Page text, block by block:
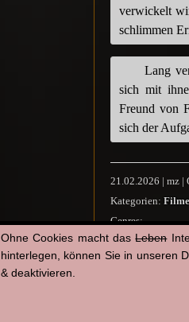
verwickelt
schlimmen
Lang
sich mit
Freund von
sich der
21.02.2026 | mz |
Kategorien:Filme
Genres:
Ohne Cookies macht dasLeben
hinterlegen, können Sie in unseren
& deaktivieren.